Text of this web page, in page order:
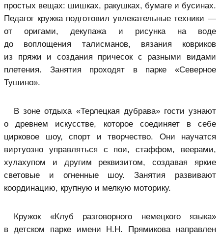
простых вещах: шишках, ракушках, бумаге и бусинах.
Педагог кружка подготовил увлекательные техники —
от оригами, декупажа и рисунка на воде
до воплощения талисманов, вязания ковриков
из пряжи и создания причесок с разными видами
плетения. Занятия проходят в парке «Северное
Тушино».
В зоне отдыха «Терлецкая дубрава» гости узнают
о древнем искусстве, которое соединяет в себе
цирковое шоу, спорт и творчество. Они научатся
виртуозно управляться с пои, стаффом, веерами,
хулахупом и другим реквизитом, создавая яркие
световые и огненные шоу. Занятия развивают
координацию, крупную и мелкую моторику.
Кружок «Клуб разговорного немецкого языка»
в детском парке имени Н.Н. Прямикова направлен